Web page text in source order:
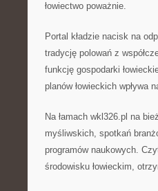
łowiectwo poważnie.
Portal kładzie nacisk na
tradycję polowań z
funkcję gospodarki
planów łowieckich wpływa
Na łamach wkl326.pl na
myśliwskich, spotkań
programów naukowych.
środowisku łowieckim,